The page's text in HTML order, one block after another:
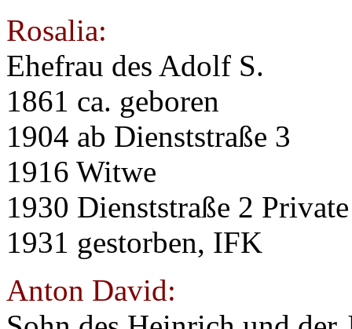
Rosalia:
Ehefrau des Adolf S.
1861 ca. geboren
1904 ab Dienststraße 3
1916 Witwe
1930 Dienststraße 2 Private
1931 gestorben, IFK
Anton David: